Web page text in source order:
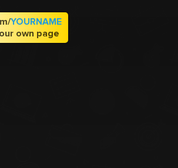
YOURNAME
own page